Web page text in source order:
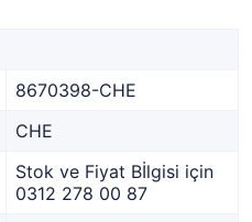
8670398-CHE
CHE
Stok ve Fiyat Bİlgisi için
0312 278 00 87